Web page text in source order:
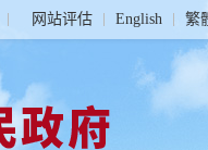
网站评估 English 繁